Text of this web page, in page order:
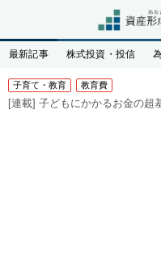
最新記事 株式投資・投信
子育て・教育 教育費
[連載] 子どもにかかるお金の超